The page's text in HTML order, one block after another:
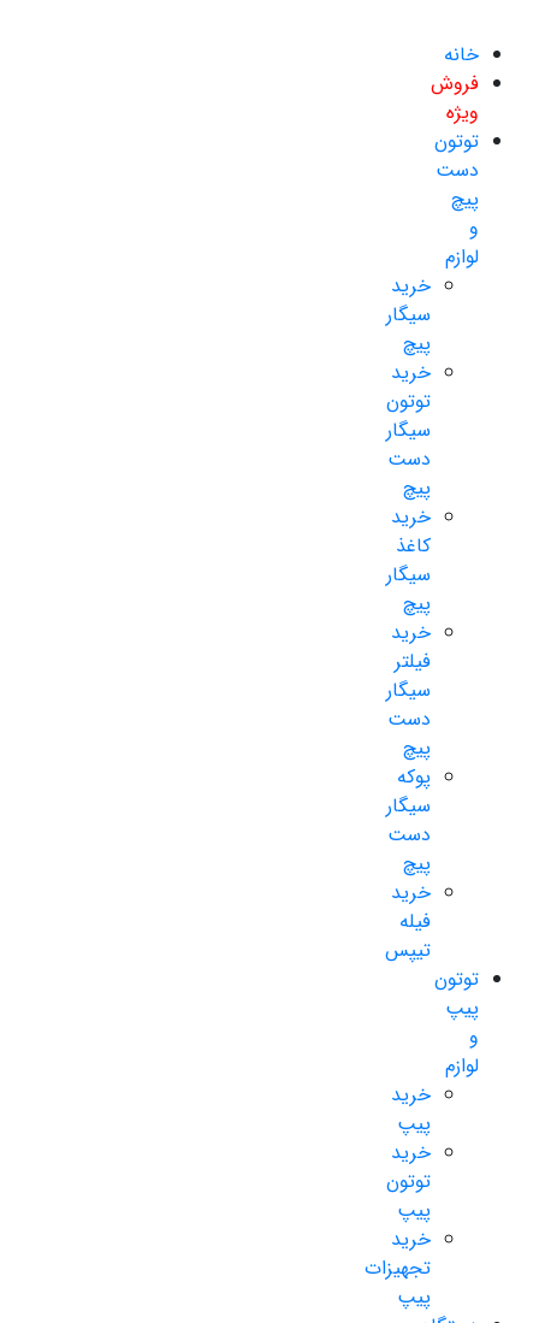
خانه
فروش
ویژه
توتون
دست
پیچ
و
لوازم
خرید
سیگار
پیچ
خرید
توتون
سیگار
دست
پیچ
خرید
کاغذ
سیگار
پیچ
خرید
فیلتر
سیگار
دست
پیچ
پوکه
سیگار
دست
پیچ
خرید
فیله
تیپس
توتون
پیپ
و
لوازم
خرید
پیپ
خرید
توتون
پیپ
خرید
تجهیزات
پیپ